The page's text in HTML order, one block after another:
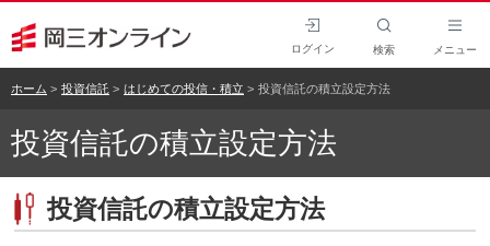
ログイン 検索 メニュー
ホーム 投資信託 はじめての投信・積立 投資信託の積立設定方法
投資信託の積立設定方法
投資信託の積立設定方法